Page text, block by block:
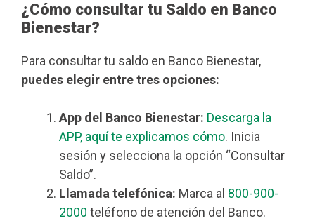
¿Cómo consultar tu Saldo en Banco
Bienestar?
Para consultar tu saldo en Banco Bienestar,
puedes elegir entre tres opciones:
App del Banco Bienestar: Descarga la
APP, aquí te explicamos cómo. Inicia
sesión y selecciona la opción “Consultar
Saldo”.
Llamada telefónica: Marca al 800-900-
2000 teléfono de atención del Banco.